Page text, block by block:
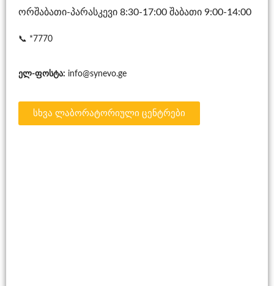
ორშაბათი-პარასკევი 8:30-17:00 შაბათი 9:00-14:00
📞 *7770
ელ-ფოსტა: info@synevo.ge
სხვა ლაბორატორიული ცენტრები